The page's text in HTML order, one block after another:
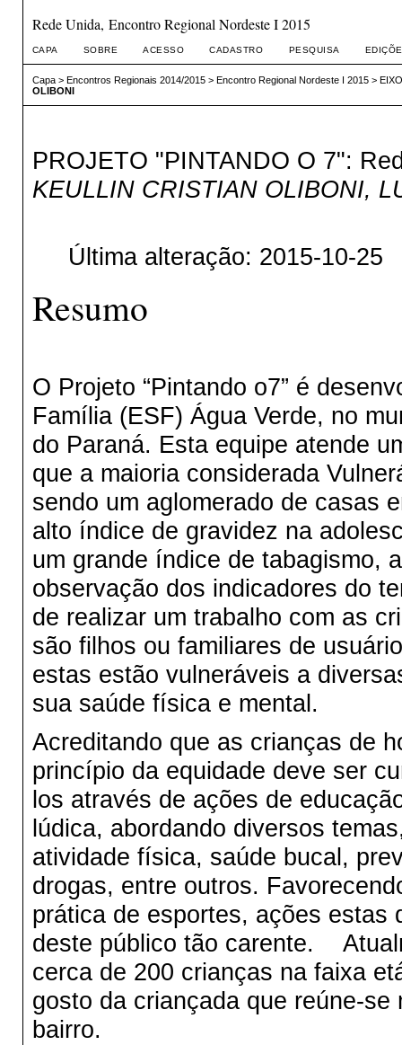
Rede Unida, Encontro Regional Nordeste I 2015
CAPA SOBRE ACESSO CADASTRO PESQUISA
Capa> Encontros Regionais 2014/2015> Encontro Regional Nordeste I 2015>
OLIBONI
PROJETO "PINTANDO O 7":
KEULLIN CRISTIAN OLIBONI,
Última alteração: 2015-10-25
Resumo
O Projeto “Pintando o7” é
Família (ESF) Água Verde, no
do Paraná. Esta equipe atende
que a maioria considerada
sendo um aglomerado de casas
alto índice de gravidez na
um grande índice de tabagismo,
observação dos indicadores do
de realizar um trabalho com as
são filhos ou familiares de
estas estão vulneráveis a
sua saúde física e mental.
Acreditando que as crianças de
princípio da equidade deve ser
los através de ações de
lúdica, abordando diversos
atividade física, saúde bucal,
drogas, entre outros.
prática de esportes, ações estas
deste público tão carente.
cerca de 200 crianças na faixa
gosto da criançada que reúne-
bairro.